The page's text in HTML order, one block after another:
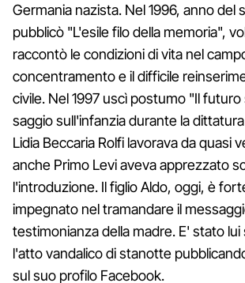
Germania nazista. Nel 1996, anno del
pubblicò "L'esile filo della memoria",
raccontò le condizioni di vita nel
concentramento e il difficile
civile. Nel 1997 uscì postumo "Il
saggio sull'infanzia durante la
Lidia Beccaria Rolfi lavorava da quasi
anche Primo Levi aveva apprezzato
l'introduzione. Il figlio Aldo, oggi, è
impegnato nel tramandare il
testimonianza della madre. E' stato
l'atto vandalico di stanotte
sul suo profilo Facebook.